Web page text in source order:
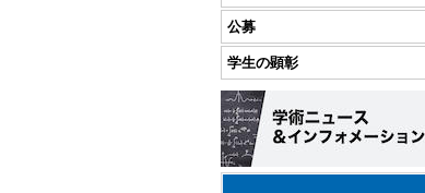
公募
学生の顕彰